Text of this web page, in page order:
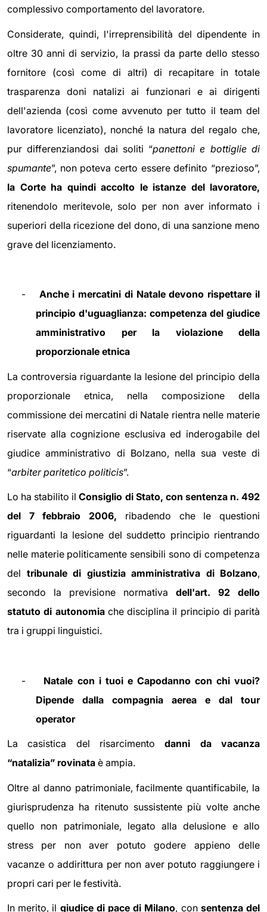
complessivo comportamento del lavoratore.
Considerate, quindi, l'irreprensibilità del dipendente in
oltre 30 anni di servizio, la prassi da parte dello stesso
fornitore (così come di altri) di recapitare in totale
trasparenza doni natalizi ai funzionari e ai dirigenti
dell'azienda (così come avvenuto per tutto il team del
lavoratore licenziato), nonché la natura del regalo che,
pur differenziandosi dai soliti “panettoni e bottiglie di
spumante”, non poteva certo essere definito “prezioso”,
la Corte ha quindi accolto le istanze del lavoratore,
ritenendolo meritevole, solo per non aver informato i
superiori della ricezione del dono, di una sanzione meno
grave del licenziamento.
-
Anche i mercatini di Natale devono rispettare il
principio d'uguaglianza: competenza del giudice
amministrativo per la violazione della
proporzionale etnica
La controversia riguardante la lesione del principio della
proporzionale etnica, nella composizione della
commissione dei mercatini di Natale rientra nelle materie
riservate alla cognizione esclusiva ed inderogabile del
giudice amministrativo di Bolzano, nella sua veste di
“arbiter paritetico politicis”.
Lo ha stabilito ilConsiglio di Stato, con sentenza n. 492
del 7 febbraio 2006, ribadendo che le questioni
riguardanti la lesione del suddetto principio rientrando
nelle materie politicamente sensibili sono di competenza
del tribunale di giustizia amministrativa di Bolzano,
secondo la previsione normativa dell'art. 92 dello
statuto di autonomiache disciplina il principio di parità
tra i gruppi linguistici.
-
Natale con i tuoi e Capodanno con chi vuoi?
Dipende dalla compagnia aerea e dal tour
operator
La casistica del risarcimentodanni da vacanza
“natalizia” rovinata è ampia.
Oltre al danno patrimoniale, facilmente quantificabile, la
giurisprudenza ha ritenuto sussistente più volte anche
quello non patrimoniale, legato alla delusione e allo
stress per non aver potuto godere appieno delle
vacanze o addirittura per non aver potuto raggiungere i
propri cari per le festività.
In merito, il giudice di pace di Milano, con sentenza del